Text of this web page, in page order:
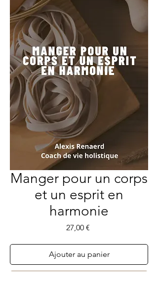
Manger pour un corps
et un esprit en
harmonie
27,00 €Prix
Ajouter au panier